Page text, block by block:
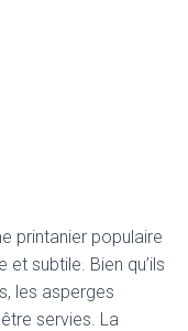
printanier populaire
subtile. Bien qu’ils
les asperges
servies. La